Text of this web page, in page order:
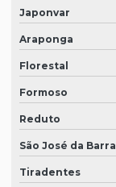
Japonvar
Araponga
Florestal
Formoso
Reduto
São José da Barra
Tiradentes